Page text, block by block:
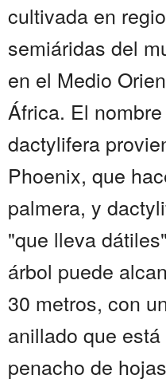
cultivada en
semiáridas del
en el Medio
África. El
dactylifera
Phoenix, que
palmera, y
"que lleva
árbol puede
30 metros, con
anillado que
penacho de